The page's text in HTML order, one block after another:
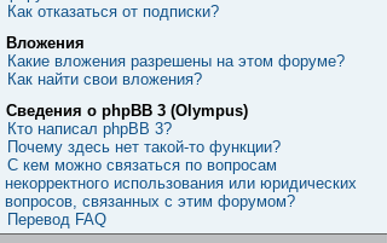
Как отказаться от подписки?
Вложения
Какие вложения разрешены на этом форуме?
Как найти свои вложения?
Сведения о phpBB 3 (Olympus)
Кто написал phpBB 3?
Почему здесь нет такой-то функции?
С кем можно связаться по вопросам
некорректного использования или юридических
вопросов, связанных с этим форумом?
Перевод FAQ